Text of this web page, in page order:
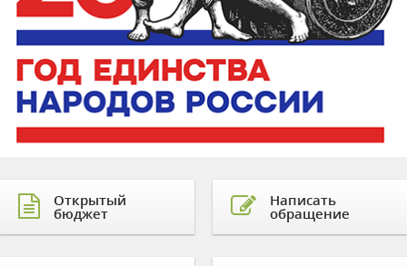
Открытый
бюджет
Написать
обращение